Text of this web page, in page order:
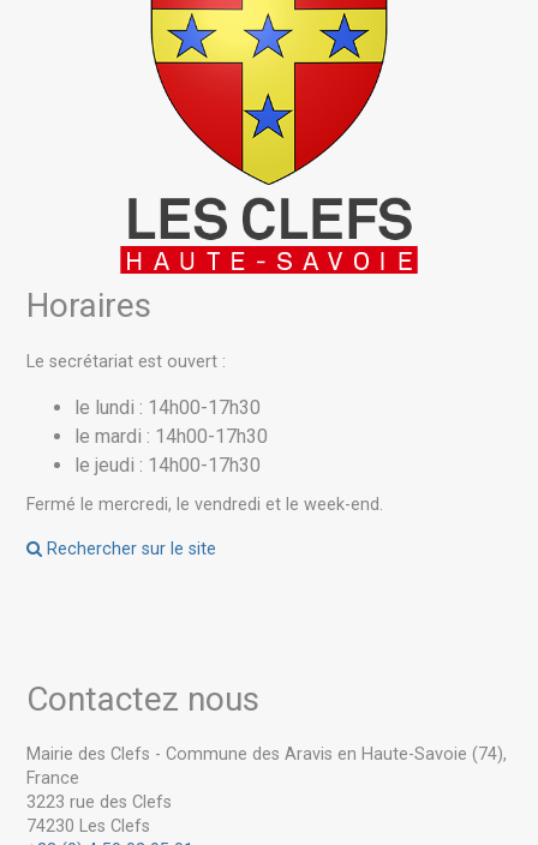
Horaires
Le secrétariat est ouvert :
le lundi : 14h00-17h30
le mardi : 14h00-17h30
le jeudi : 14h00-17h30
Fermé le mercredi, le vendredi et le week-end.
Rechercher sur le site
Contactez nous
Mairie des Clefs - Commune des Aravis en Haute-Savoie (74),
France
3223 rue des Clefs
74230 Les Clefs